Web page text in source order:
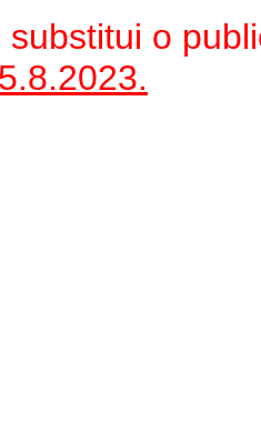
substitui o